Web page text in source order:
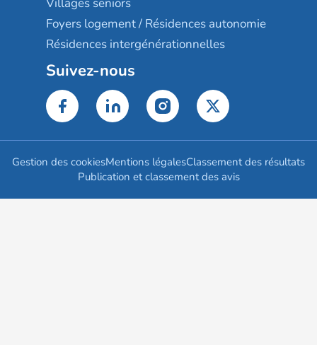
Foyers logement / Résidences autonomie
Résidences intergénérationnelles
Suivez-nous
Gestion des cookiesMentions légalesClassement des résultats
Publication et classement des avis